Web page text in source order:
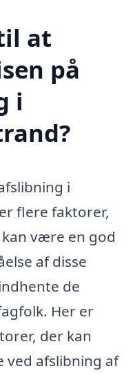
at
på
i
i
flere faktorer,
være en god
af disse
de
Her er
der kan
ved afslibning af